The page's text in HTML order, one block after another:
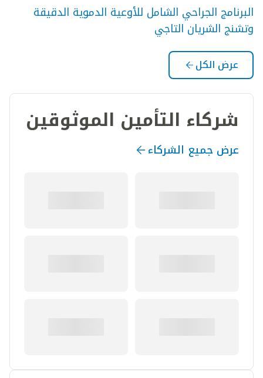
البرنامج الجراحي الشامل للأوعية الدموية الدقيقة
وتشنج الشريان التاجي
عرض الكل
شركاء التأمين الموثوقين
عرض جميع الشركاء